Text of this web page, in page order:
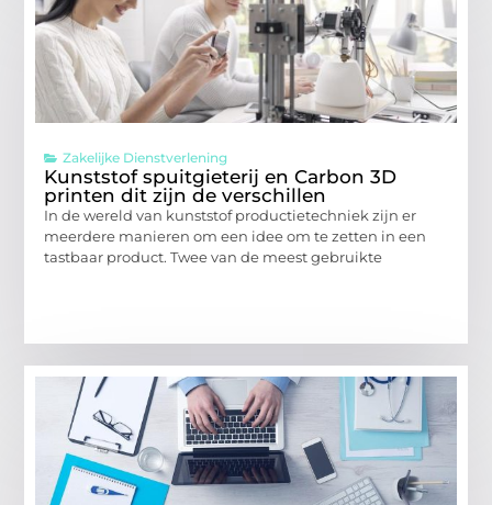
Zakelijke Dienstverlening
Kunststof spuitgieterij en Carbon 3D
printen dit zijn de verschillen
In de wereld van kunststof productietechniek zijn er
meerdere manieren om een idee om te zetten in een
tastbaar product. Twee van de meest gebruikte